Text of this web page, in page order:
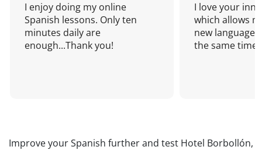
I enjoy doing my online
Spanish lessons. Only ten
minutes daily are
enough...Thank you!
I love your
which allows
new language
the same time!
Improve your Spanish further and test Hotel Borbollón,